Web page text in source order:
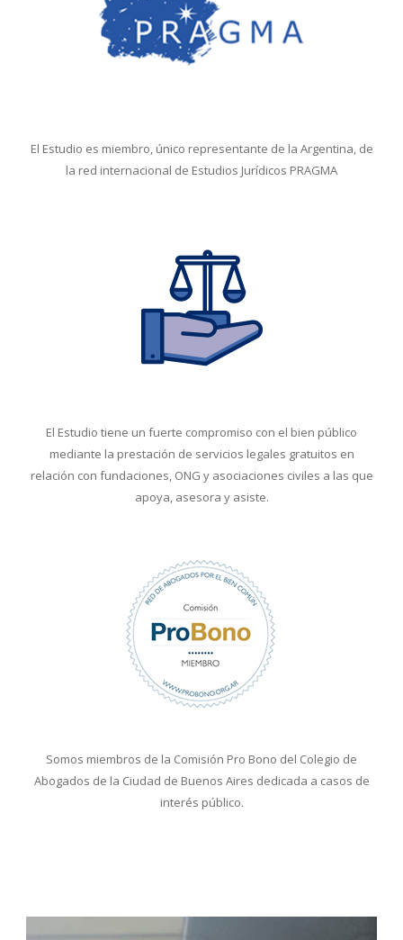
El Estudio es miembro, único representante de la Argentina, de
la red internacional de Estudios Jurídicos PRAGMA
El Estudio tiene un fuerte compromiso con el bien público
mediante la prestación de servicios legales gratuitos en
relación con fundaciones, ONG y asociaciones civiles a las que
apoya, asesora y asiste.
Somos miembros de la Comisión Pro Bono del Colegio de
Abogados de la Ciudad de Buenos Aires dedicada a casos de
interés público.